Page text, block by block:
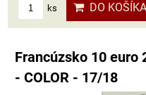
ks DO KOŠÍKA
Francúzsko 10 euro
- COLOR - 17/18